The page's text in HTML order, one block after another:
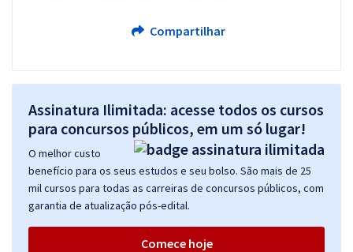
Compartilhar
Assinatura Ilimitada: acesse todos os cursos
para concursos públicos, em um só lugar!
O melhor custo
benefício para os seus estudos e seu bolso. São mais de 25
mil cursos para todas as carreiras de concursos públicos, com
garantia de atualização pós-edital.
Comece hoje